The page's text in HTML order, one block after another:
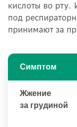
кислоты во рту.
под
принимают за
Симптом
Жжение
за грудиной